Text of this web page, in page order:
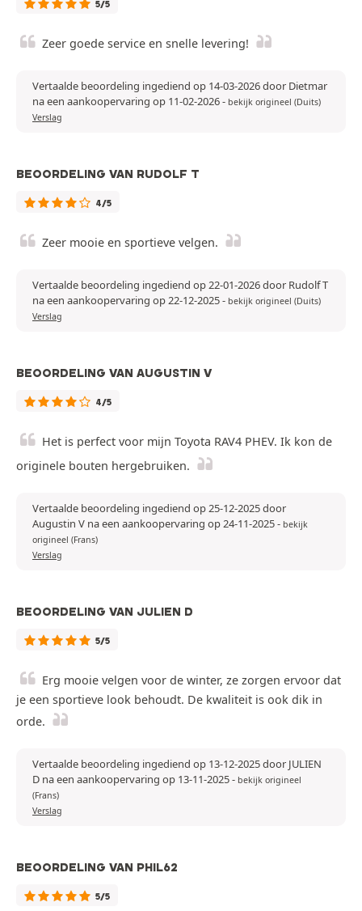
5/5
Zeer goede service en snelle levering!
Vertaalde beoordeling ingediend op 14-03-2026 door Dietmar
na een aankoopervaring op 11-02-2026- bekijk origineel (Duits)
Verslag
BEOORDELING VAN RUDOLF T
4/5
Zeer mooie en sportieve velgen.
Vertaalde beoordeling ingediend op 22-01-2026 door Rudolf T
na een aankoopervaring op 22-12-2025- bekijk origineel (Duits)
Verslag
BEOORDELING VAN AUGUSTIN V
4/5
Het is perfect voor mijn Toyota RAV4 PHEV. Ik kon de
originele bouten hergebruiken.
Vertaalde beoordeling ingediend op 25-12-2025 door
Augustin V na een aankoopervaring op 24-11-2025- bekijk
origineel (Frans)
Verslag
BEOORDELING VAN JULIEN D
5/5
Erg mooie velgen voor de winter, ze zorgen ervoor dat
je een sportieve look behoudt. De kwaliteit is ook dik in
orde.
Vertaalde beoordeling ingediend op 13-12-2025 door JULIEN
D na een aankoopervaring op 13-11-2025- bekijk origineel
(Frans)
Verslag
BEOORDELING VAN PHIL62
5/5